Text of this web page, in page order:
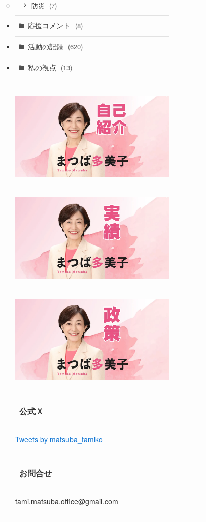
防災 (7)
応援コメント (8)
活動の記録 (620)
私の視点 (13)
公式Ｘ
Tweets by matsuba_tamiko
お問合せ
tami.matsuba.office@gmail.com